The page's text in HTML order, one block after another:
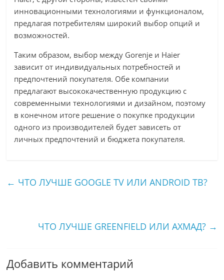
инновационными технологиями и функционалом,
предлагая потребителям широкий выбор опций и
возможностей.
Таким образом, выбор между Gorenje и Haier
зависит от индивидуальных потребностей и
предпочтений покупателя. Обе компании
предлагают высококачественную продукцию с
современными технологиями и дизайном, поэтому
в конечном итоге решение о покупке продукции
одного из производителей будет зависеть от
личных предпочтений и бюджета покупателя.
← ЧТО ЛУЧШЕ GOOGLE TV ИЛИ ANDROID ТВ?
ЧТО ЛУЧШЕ GREENFIELD ИЛИ АХМАД? →
Добавить комментарий